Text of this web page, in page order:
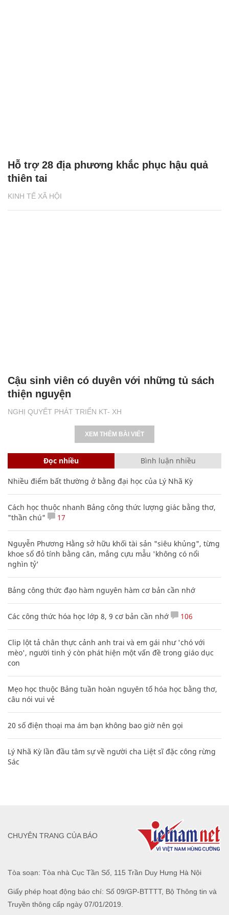
KINH TẾ XÃ HỘI
Hỗ trợ 28 địa phương khắc phục hậu quả
thiên tai
NGHỊ QUYẾT PHÁT TRIỂN KT- XH
Cậu sinh viên có duyên với những tủ sách
thiện nguyện
XEM THÊM BÀI VIẾT
Đọc nhiều Bình luận nhiều
Nhiều điểm bất thường ở bằng đại học của Lý Nhã Kỳ
Cách học thuộc nhanh Bảng công thức lượng giác bằng thơ,
"thần chú"
17
Nguyễn Phương Hằng sở hữu khối tài sản "siêu khủng", từng
khoe sổ đỏ tính bằng cân, mắng cựu mẫu 'không có nổi
nghìn tỷ'
Bảng công thức đạo hàm nguyên hàm cơ bản cần nhớ
Các công thức hóa học lớp 8, 9 cơ bản cần nhớ 106
Clip lột tả chân thực cảnh anh trai và em gái như 'chó với
mèo', người tinh ý còn phát hiện một vấn đề trong giáo dục
con
Mẹo học thuộc Bảng tuần hoàn nguyên tố hóa học bằng thơ,
câu nói vui vẻ
20 số điện thoại ma ám bạn không bao giờ nên gọi
Lý Nhã Kỳ lần đầu tâm sự về người cha Liệt sĩ đặc công rừng
Sác
Tòa soạn: Tòa nhà Cục Tần Số, 115 Trần Duy Hưng Hà Nội
Giấy phép hoạt động báo chí: Số 09/GP-BTTTT, Bộ Thông tin và
Truyền thông cấp ngày 07/01/2019.
CHUYÊN TRANG CỦA BÁO